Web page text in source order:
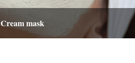
Cream mask